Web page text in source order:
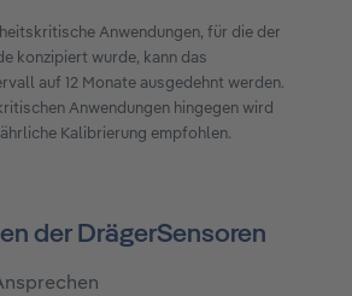
Anwendungen, für die der
konzipiert wurde, kann das
auf 12 Monate ausgedehnt werden.
Anwendungen hingegen wird
Kalibrierung empfohlen.
der DrägerSensoren